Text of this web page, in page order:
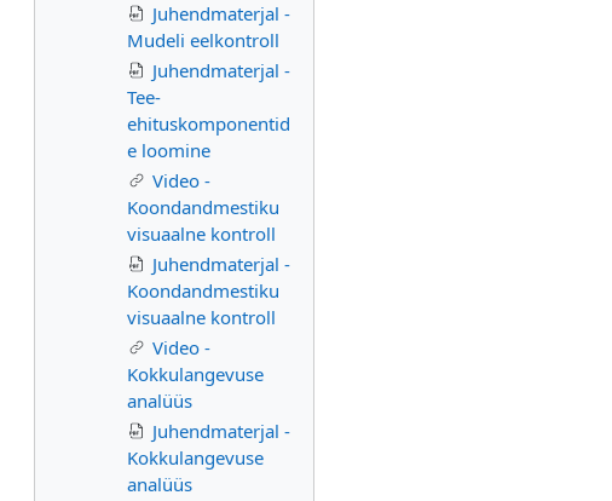
Juhendmaterjal -
Mudeli eelkontroll
Juhendmaterjal -
Tee-
ehituskomponentid
e loomine
Video -
Koondandmestiku
visuaalne kontroll
Juhendmaterjal -
Koondandmestiku
visuaalne kontroll
Video -
Kokkulangevuse
analüüs
Juhendmaterjal -
Kokkulangevuse
analüüs